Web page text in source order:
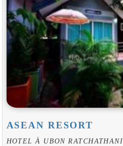
ASEAN RESORT
HOTEL À UBON RATCHATHANI